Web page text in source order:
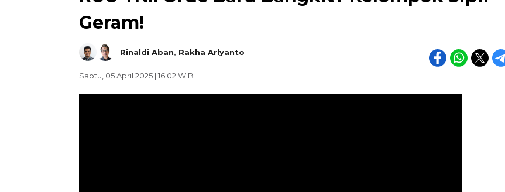
Geram!
Rinaldi Aban, Rakha Arlyanto
Sabtu, 05 April 2025 | 16:02 WIB